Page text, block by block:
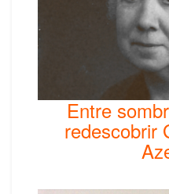
Entre
redescobrir